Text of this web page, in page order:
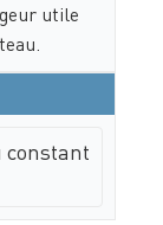
utile
constant